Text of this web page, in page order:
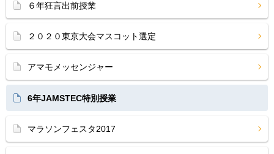
６年狂言出前授業
２０２０東京大会マスコット選定
アマモメッセンジャー
6年JAMSTEC特別授業
マラソンフェスタ2017